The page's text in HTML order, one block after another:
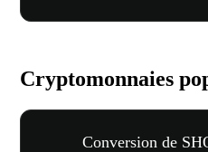
Cryptomonnaies
Conversion de